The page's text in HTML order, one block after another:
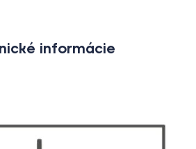
informácie